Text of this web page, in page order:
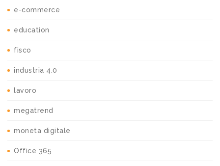
e-commerce
education
fisco
industria 4.0
lavoro
megatrend
moneta digitale
Office 365